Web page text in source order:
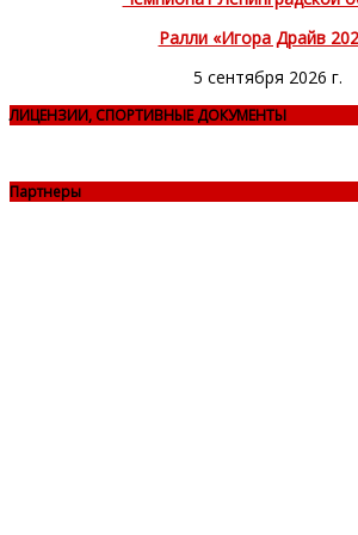
Ралли «Игора Драйв
5 сентября 2026 г.
ЛИЦЕНЗИИ, СПОРТИВНЫЕ ДОКУМЕНТЫ
Партнеры